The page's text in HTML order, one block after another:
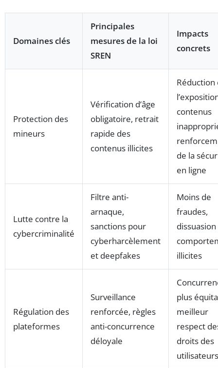
Domaines clés
Principales
mesures de la loi
SREN
Impacts
concrets
Protection des
mineurs
Vérification d’âge
obligatoire, retrait
rapide des
contenus illicites
Réduction
contenus
de la
en ligne
Lutte contre la
cybercriminalité
Filtre anti-
arnaque,
sanctions pour
cyberharcèlement
et deepfakes
Moins de
fraudes,
illicites
Régulation des
plateformes
Surveillance
renforcée, règles
anti-concurrence
déloyale
plus
meilleur
respect
droits des
utilisateurs